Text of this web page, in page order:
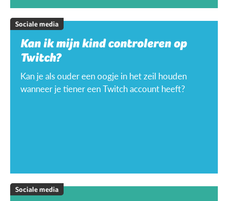
Sociale media
Kan ik mijn kind controleren op
Twitch?
Kan je als ouder een oogje in het zeil houden
wanneer je tiener een Twitch account heeft?
Sociale media